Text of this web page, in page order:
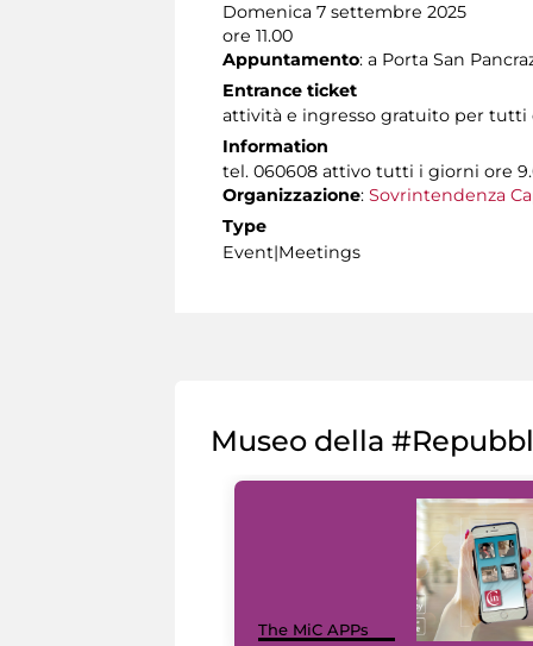
Domenica 7 settembre 2025
ore 11.00
Appuntamento: a Porta San
Entrance ticket
attività e ingresso gratuito per tutti
Information
tel. 060608 attivo tutti i giorni ore
Organizzazione: Sovrintendenza
Type
Event|Meetings
Museo della
The MiC APPs